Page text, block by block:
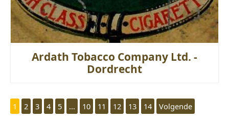
Ardath Tobacco Company Ltd. -
Dordrecht
1 2 3 4 5 ... 10 11 12 13 14 Volgende